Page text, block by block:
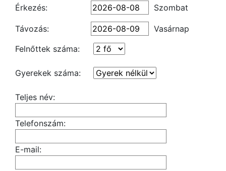
Érkezés: Szombat
Távozás:
Vasárnap
Felnőttek száma:
Gyerekek száma:
Teljes név:
Telefonszám:
E-mail: